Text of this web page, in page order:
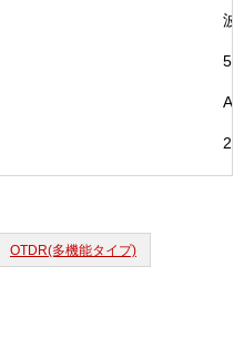
波
OTDR(多機能タイプ)